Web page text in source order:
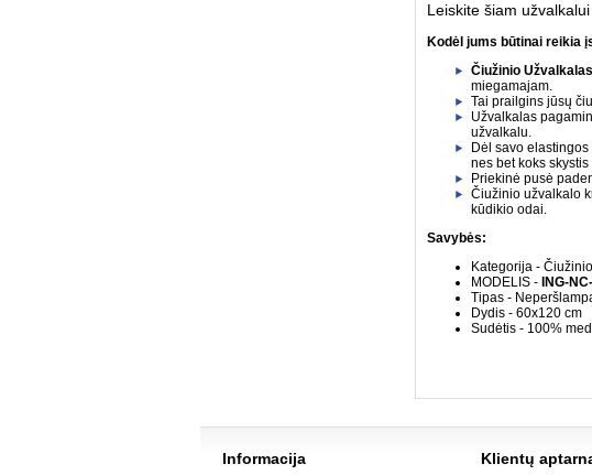
Leiskite šiam
Kodėl jums būtinai reikia
Čiužinio
miegamajam.
Tai prailgins jūsų
Užvalkalas
užvalkalu.
Dėl savo
nes bet koks
Priekinė pusė
Čiužinio užvalkalo
kūdikio odai.
Savybės:
Kategorija -
MODELIS - ING-
Tipas -
Dydis - 60x120 cm
Sudėtis - 100%
Informacija Klientų